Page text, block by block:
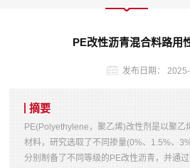
PE改性沥青混合料路用
发布日期：
摘要
PE(Polyethylene，聚乙烯)改性剂是以聚乙
材料，研究选取了不同掺量(0%、1.5%、
分别制备了不同等级的PE改性沥青，并通